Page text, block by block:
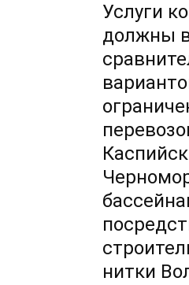
Услуги
должны
нитки